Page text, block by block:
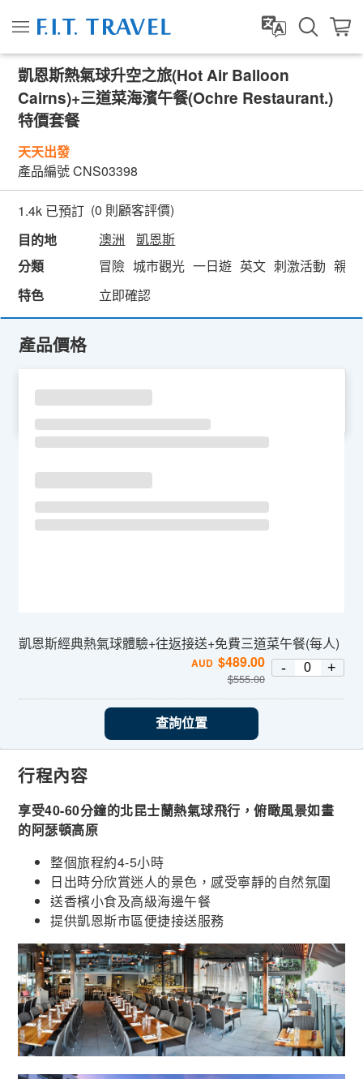
凱恩斯熱氣球升空之旅(Hot Air Balloon
Cairns)+三道菜海濱午餐(Ochre Restaurant.)
特價套餐
天天出發
產品編號CNS03398
1.4k 已預訂 (0 則顧客評價)
目的地
澳洲
凱恩斯
分類
冒險 城市觀光 一日遊 英文 刺激活動 親
特色
立即確認
產品價格
凱恩斯經典熱氣球體驗+往返接送+免費三道菜午餐(每人)
AUD $489.00
$555.00
- +
查詢位置
行程內容
享受40-60分鐘的北昆士蘭熱氣球飛行，俯瞰風景如畫
的阿瑟頓高原
整個旅程約4-5小時
日出時分欣賞迷人的景色，感受寧靜的自然氛圍
送香檳小食及高級海邊午餐
提供凱恩斯市區便捷接送服務